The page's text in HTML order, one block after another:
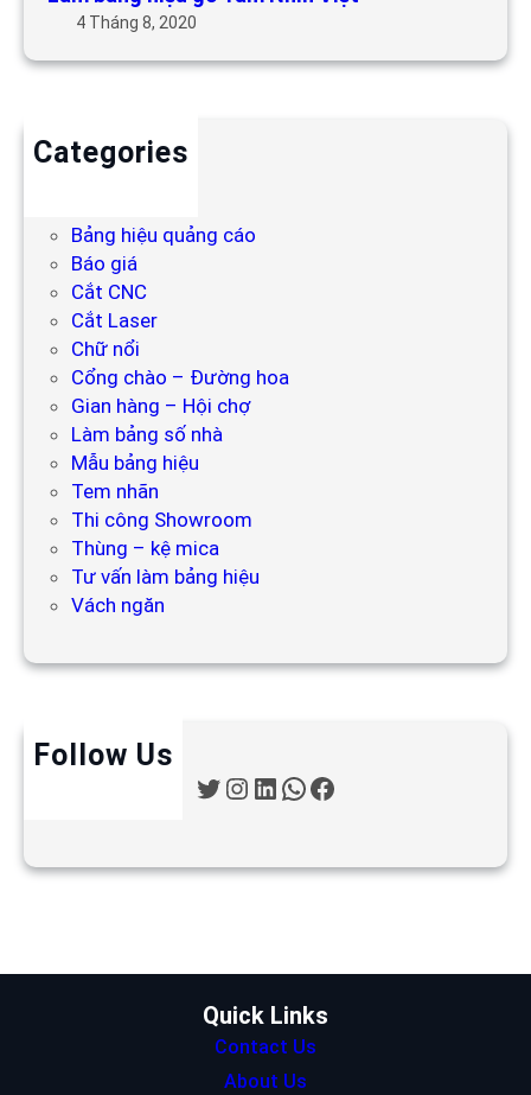
4 Tháng 8, 2020
Categories
Bảng hiệu quảng cáo
Báo giá
Cắt CNC
Cắt Laser
Chữ nổi
Cổng chào – Đường hoa
Gian hàng – Hội chợ
Làm bảng số nhà
Mẫu bảng hiệu
Tem nhãn
Thi công Showroom
Thùng – kệ mica
Tư vấn làm bảng hiệu
Vách ngăn
Follow Us
T
t
I
t
a
L
k
n
W
t
p
F
e
k
Quick Links
Contact Us
About Us